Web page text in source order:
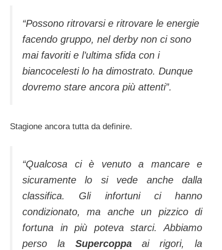
“Possono ritrovarsi e ritrovare le energie
facendo gruppo, nel derby non ci sono
mai favoriti e l’ultima sfida con i
biancocelesti lo ha dimostrato. Dunque
dovremo stare ancora più attenti”.
Stagione ancora tutta da definire.
“Qualcosa ci è venuto a mancare e
sicuramente lo si vede anche dalla
classifica. Gli infortuni ci hanno
condizionato, ma anche un pizzico di
fortuna in più poteva starci. Abbiamo
perso la Supercoppaai rigori, la